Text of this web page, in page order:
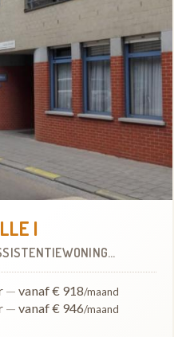
I
— vanaf € 918/maand
— vanaf € 946/maand